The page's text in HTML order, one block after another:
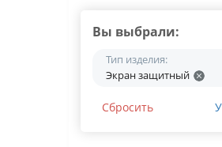
Вы выбрали:
Тип изделия:
Экран защитный
Сбросить